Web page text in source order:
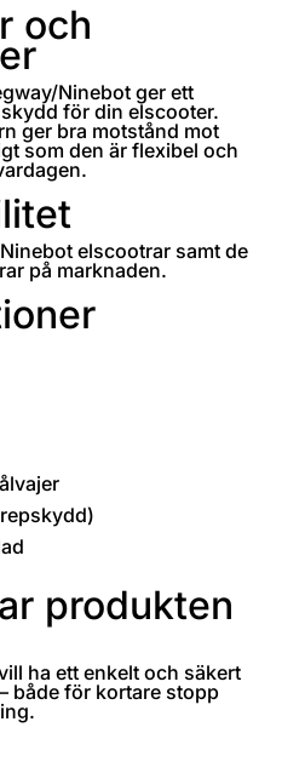
och
Ninebot ger ett
för din elscooter.
ger bra motstånd mot
som den är flexibel och
elscootrar samt de
på marknaden.
produkten
ha ett enkelt och säkert
både för kortare stopp